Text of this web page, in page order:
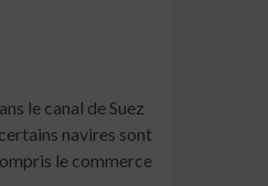
le canal de Suez
navires sont
le commerce